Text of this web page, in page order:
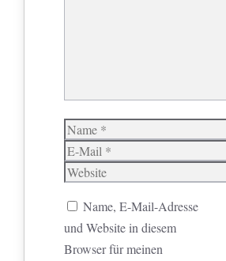
Name
E-
Mail
Website
Name, E-Mail-Adresse
und Website in diesem
Browser für meinen